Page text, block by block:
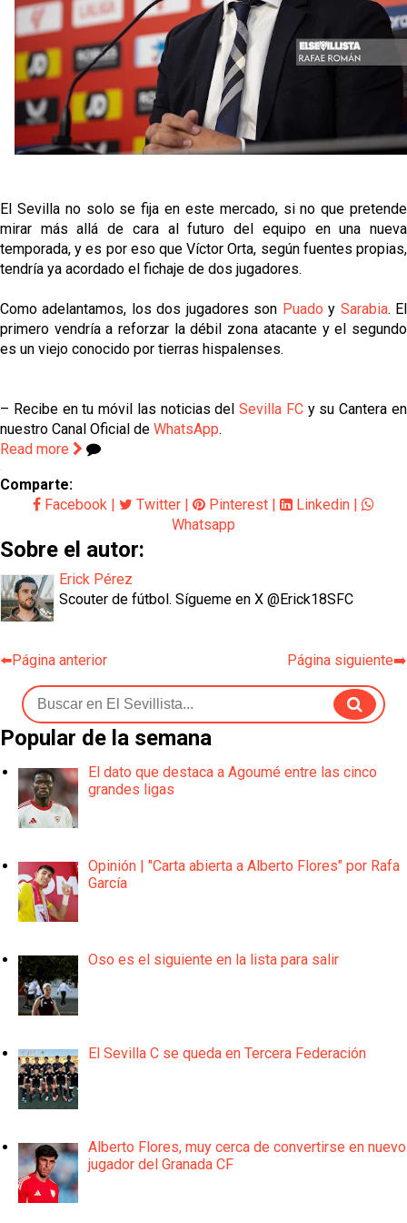
Alberto Flores, muy cerca de convertirse en nuevo
jugador del Granada CF
El Granada negocia con el Sevilla FC por Alberto
Flores
El Sevilla continúa con despidos y rechaza una
oferta de 420 millones por el club
para el ataque nervionense
El Sevilla no solo se fija en este mercado, si no que pretende
mirar más allá de cara al futuro del equipo en una nueva
temporada, y es por eso que Víctor Orta, según fuentes propias,
tendría ya acordado el fichaje de dos jugadores.
Como adelantamos, los dos jugadores son Puado y Sarabia. El
primero vendría a reforzar la débil zona atacante y el segundo
es un viejo conocido por tierras hispalenses.
– Recibe en tu móvil las noticias delSevilla FCy su Cantera en
nuestro Canal Oficial de WhatsApp.
Read more
Comparte:
Facebook | Twitter | Pinterest | Linkedin |
Whatsapp
Sobre el autor:
Erick Pérez
Scouter de fútbol. Sígueme en X @Erick18SFC
⬅️Página anterior Página siguiente➡️
Popular de la semana
El dato que destaca a Agoumé entre las cinco
grandes ligas
Opinión | "Carta abierta a Alberto Flores" por Rafa
García
Oso es el siguiente en la lista para salir
El Sevilla C se queda en Tercera Federación
Alberto Flores, muy cerca de convertirse en nuevo
jugador del Granada CF